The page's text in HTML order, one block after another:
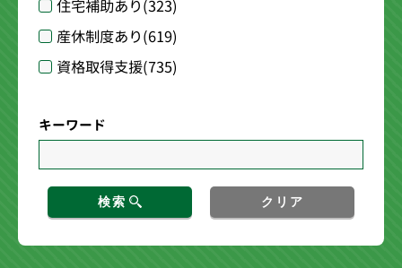
住宅補助あり(323)
産休制度あり(619)
資格取得支援(735)
キーワード
検索 クリア